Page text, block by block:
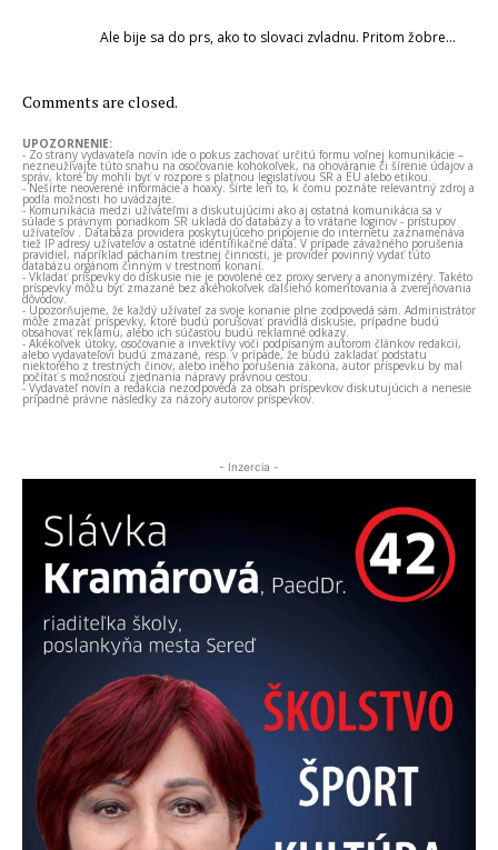
Ale bije sa do prs, ako to slovaci zvladnu. Pritom žobre…
Comments are closed.
UPOZORNENIE:
- Zo strany vydavateľa novín ide o pokus zachovať určitú formu voľnej komunikácie –
nezneužívajte túto snahu na osočovanie kohokoľvek, na ohováranie či šírenie údajov a
správ, ktoré by mohli byť v rozpore s platnou legislatívou SR a EÚ alebo etikou.
- Nešírte neoverené informácie a hoaxy. Šírte len to, k čomu poznáte relevantný zdroj a
podľa možnosti ho uvádzajte.
- Komunikácia medzi užívateľmi a diskutujúcimi ako aj ostatná komunikácia sa v
súlade s právnym poriadkom SR ukladá do databázy a to vrátane loginov - prístupov
užívateľov . Databáza providera poskytujúceho pripojenie do internetu zaznamenáva
tiež IP adresy užívateľov a ostatné identifikačné dáta. V prípade závažného porušenia
pravidiel, napríklad páchaním trestnej činnosti, je provider povinný vydať túto
databázu orgánom činným v trestnom konaní.
- Vkladať príspevky do diskusie nie je povolené cez proxy servery a anonymizéry. Takéto
príspevky môžu byť zmazané bez akéhokoľvek ďalšieho komentovania a zverejňovania
dôvodov.
- Upozorňujeme, že každý užívateľ za svoje konanie plne zodpovedá sám. Administrátor
môže zmazať príspevky, ktoré budú porušovať pravidlá diskusie, prípadne budú
obsahovať reklamu, alebo ich súčasťou budú reklamné odkazy.
- Akékoľvek útoky, osočovanie a invektívy voči podpísaným autorom článkov redakcii,
alebo vydavateľovi budú zmazané, resp. v prípade, že budú zakladať podstatu
niektorého z trestných činov, alebo iného porušenia zákona, autor príspevku by mal
počítať s možnosťou zjednania nápravy právnou cestou.
- Vydavateľ novín a redakcia nezodpovedá za obsah príspevkov diskutujúcich a nenesie
prípadné právne následky za názory autorov príspevkov.
- Inzercia -